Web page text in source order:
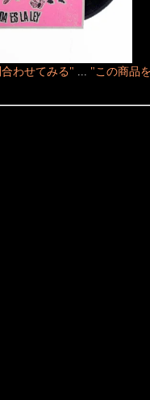
わせてみる" ... "この商品